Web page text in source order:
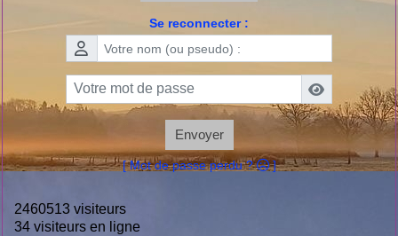
Se reconnecter :
Envoyer
[ Mot de passe perdu ? ]
2460513 visiteurs
34 visiteurs en ligne